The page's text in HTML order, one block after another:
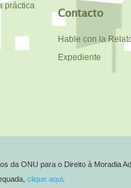
práctica
Contacto
Hable con la
Expediente
da ONU para o Direito à Moradia
clique aqui